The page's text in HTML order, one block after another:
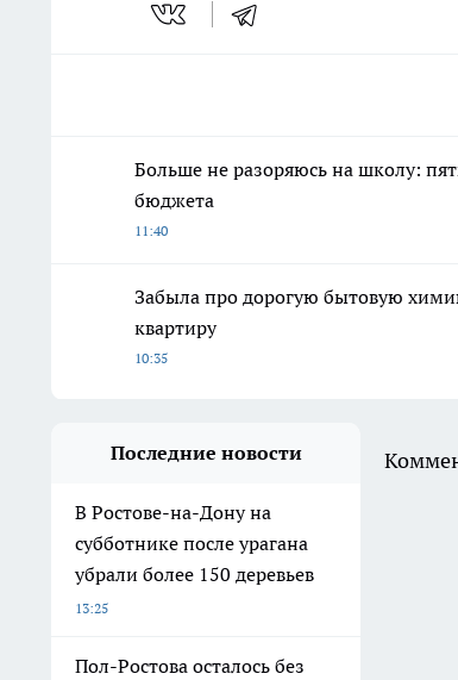
Больше не разоряюсь на школу:
бюджета
11:40
Забыла про дорогую бытовую
квартиру
10:35
Последние новости
В Ростове-на-Дону на
субботнике после урагана
убрали более 150 деревьев
13:25
Пол-Ростова осталось без